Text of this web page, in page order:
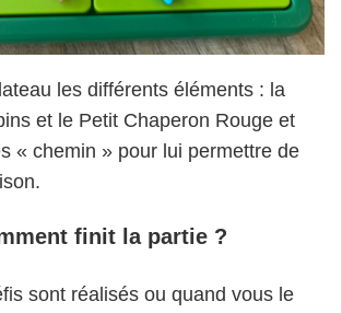
les différents éléments : la
et le Petit Chaperon Rouge et
« chemin » pour lui permettre de
finit la partie ?
sont réalisés ou quand vous le